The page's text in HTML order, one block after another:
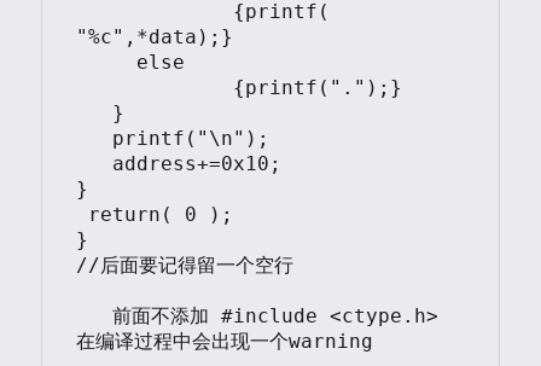
"%c",*data);}
}
}
//后面要记得留一个空行
   前面不添加 #include <ctype.h>
在编译过程中会出现一个warning